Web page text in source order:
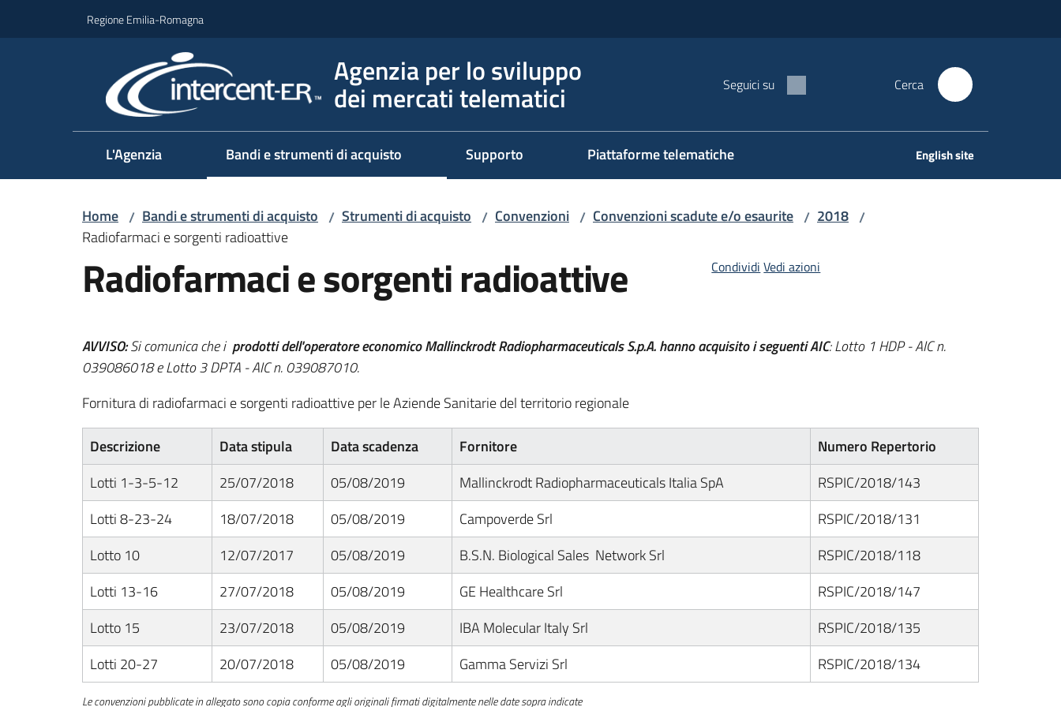
Regione Emilia-Romagna
Agenzia per lo sviluppo
dei mercati telematici Seguici su Cerca
L'Agenzia Bandi e strumenti di acquisto Supporto Piattaforme telematiche English site
Home / Bandi e strumenti di acquisto / Strumenti di acquisto / Convenzioni / Convenzioni scadute e/o esaurite / 2018 /
Radiofarmaci e sorgenti radioattive
Radiofarmaci e sorgenti radioattive Condividi Vedi azioni
AVVISO:Si comunica che i prodotti dell'operatore economico Mallinckrodt Radiopharmaceuticals S.p.A.hanno acquisito i seguenti AIC: Lotto 1 HDP - AIC n.
039086018 e Lotto 3 DPTA - AIC n. 039087010.
Fornitura di radiofarmaci e sorgenti radioattive per le Aziende Sanitarie del territorio regionale
Descrizione Data stipula Data scadenza Fornitore
Numero Repertorio
Lotti 1-3-5-12
25/07/2018 05/08/2019 Mallinckrodt Radiopharmaceuticals Italia SpA
RSPIC/2018/143
Lotti 8-23-24
18/07/2018 05/08/2019 Campoverde Srl
RSPIC/2018/131
Lotto 10
12/07/2017 05/08/2019 B.S.N. Biological Sales Network Srl
RSPIC/2018/118
Lotti 13-16
27/07/2018 05/08/2019 GE Healthcare Srl
RSPIC/2018/147
Lotto 15
23/07/2018 05/08/2019 IBA Molecular Italy Srl
RSPIC/2018/135
Lotti 20-27
20/07/2018 05/08/2019 Gamma Servizi Srl RSPIC/2018/134
Le convenzioni pubblicate in allegato sono copia conforme agli originali firmati digitalmente nelle date sopra indicate